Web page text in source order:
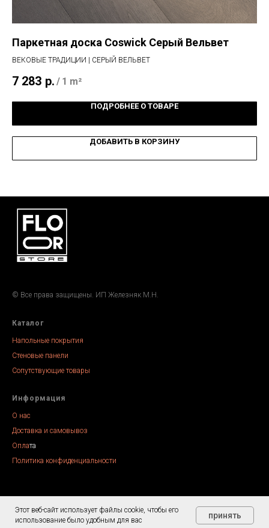
Паркетная доска Coswick Серый Вельвет
ВЕКОВЫЕ ТРАДИЦИИ | СЕРЫЙ ВЕЛЬВЕТ
7 283 р. / 1 m²
ПОДРОБНЕЕ О ТОВАРЕ
ДОБАВИТЬ В КОРЗИНУ
© Все права защищены. ИП Железняк М.Н.
Каталог
Напольные покрытия
Стеновые панели
Сопутствующие товары
Информация
О нас
Доставка и самовывоз
Оплата
Политика конфиденциальности
Этот веб-сайт использует файлы cookie, чтобы его
использование было удобным для вас
принять
Made on Tilda